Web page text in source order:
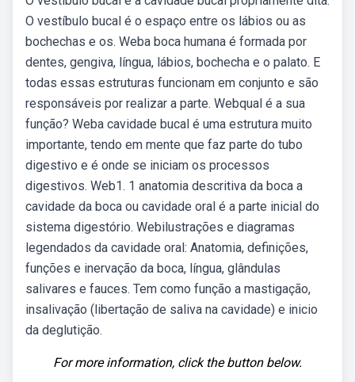
O vestíbulo bucal é o espaço entre os lábios ou as
bochechas e os. Weba boca humana é formada por
dentes, gengiva, língua, lábios, bochecha e o palato. E
todas essas estruturas funcionam em conjunto e são
responsáveis por realizar a parte. Webqual é a sua
função? Weba cavidade bucal é uma estrutura muito
importante, tendo em mente que faz parte do tubo
digestivo e é onde se iniciam os processos
digestivos. Web1. 1 anatomia descritiva da boca a
cavidade da boca ou cavidade oral é a parte inicial do
sistema digestório. Webilustrações e diagramas
legendados da cavidade oral: Anatomia, definições,
funções e inervação da boca, língua, glândulas
salivares e fauces. Tem como função a mastigação,
insalivação (libertação de saliva na cavidade) e inicio
da deglutição.
For more information, click the button below.